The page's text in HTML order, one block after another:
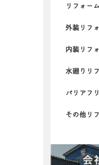
リフォー
外装リフ
内装リフ
水廻りリ
バリアフ
その他リ